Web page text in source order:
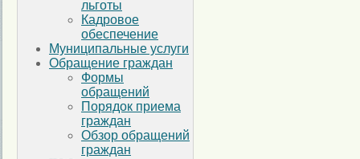
льготы
Кадровое
обеспечение
Муниципальные услуги
Обращение граждан
Формы
обращений
Порядок приема
граждан
Обзор обращений
граждан